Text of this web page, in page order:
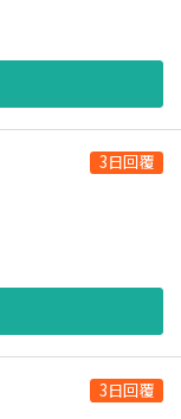
3日回覆
3日回覆